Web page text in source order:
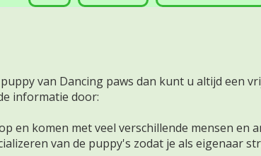
van Dancing paws dan kunt u altijd een
informatie door:
en komen met veel verschillende mensen en
van de puppy's zodat je als eigenaar